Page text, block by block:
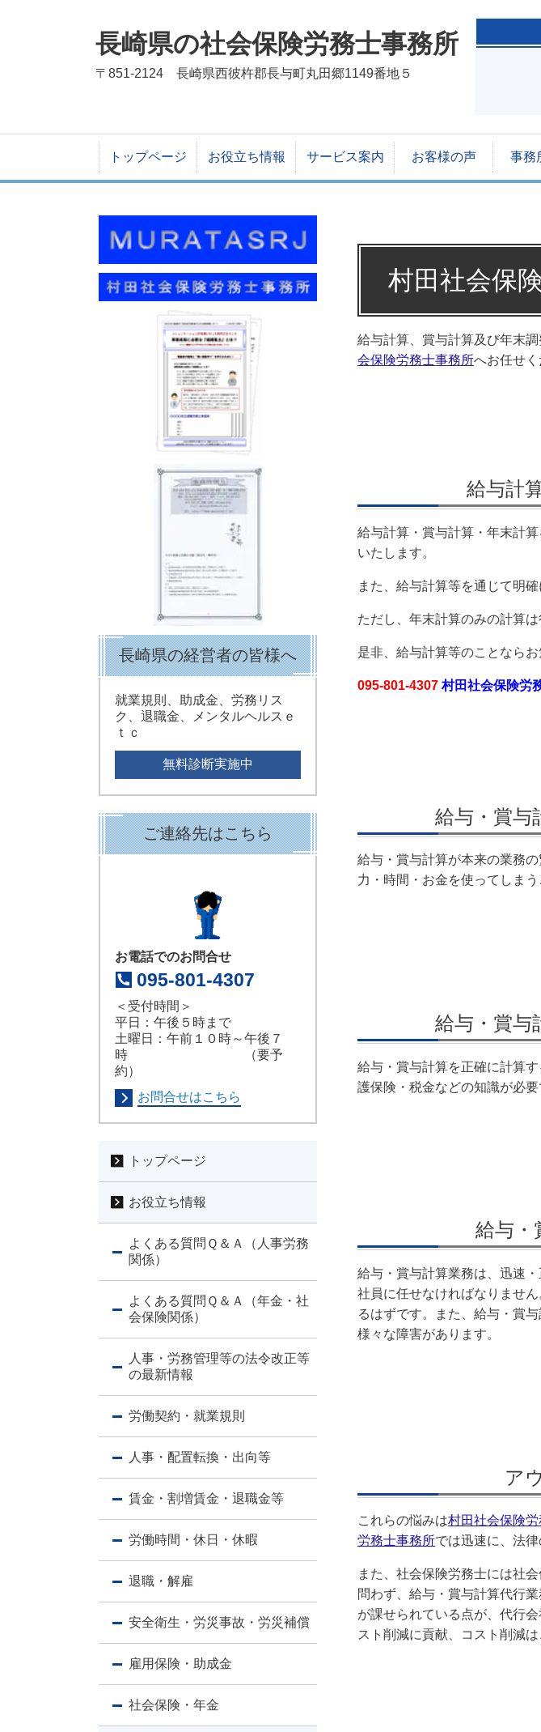
長崎県の社会保険労務士事務所
〒851-2124 長崎県西彼杵郡長与町丸田郷1149番地５
土曜日
トップページ お役立ち情報 サービス案内 お客様の声 事務
村田社会保
給与計算、賞与計算及び年末
会保険労務士事務所へお任せく
給与計
給与計算・賞与計算・年末計
いたします。
また、給与計算等を通じて明
ただし、年末計算のみの計算
是非、給与計算等のことならお
095-801-4307村田社会保険労
給与・賞与
給与・賞与計算が本来の業務
力・時間・お金を使ってしまう
給与・賞与
給与・賞与計算を正確に計算
護保険・税金などの知識が必
給与・
給与・賞与計算業務は、迅速
社員に任せなければなりませ
るはずです。また、給与・賞
様々な障害があります。
ア
これらの悩みは村田社会保険
労務士事務所では迅速に、法
また、社会保険労務士には社
問わず、給与・賞与計算代行
が課せられている点が、代行
スト削減に貢献、コスト削減
長崎県の経営者の皆様へ
就業規則、助成金、労務リス
ク、退職金、メンタルヘルスｅ
ｔｃ
無料診断実施中
ご連絡先はこちら
お電話でのお問合せ
095-801-4307
＜受付時間＞
平日：午後５時まで
土曜日：午前１０時～午後７
時 （要予
約）
お問合せはこちら
トップページ
お役立ち情報
よくある質問Ｑ＆Ａ（人事労務
関係）
よくある質問Ｑ＆Ａ（年金・社
会保険関係）
人事・労務管理等の法令改正等
の最新情報
労働契約・就業規則
人事・配置転換・出向等
賃金・割増賃金・退職金等
労働時間・休日・休暇
退職・解雇
安全衛生・労災事故・労災補償
雇用保険・助成金
社会保険・年金